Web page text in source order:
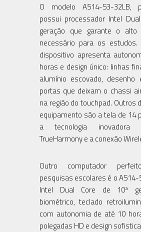
O modelo A514-53-32LB,
possui processador Intel
geração que garante o alto
necessário para os
dispositivo apresenta
horas e design único: linhas
alumínio escovado, desenho
portas que deixam o chassi
na região do touchpad. Outros
equipamento são a tela de 14
a tecnologia inovadora
TrueHarmony e a conexão
Outro computador
pesquisas escolares é o
Intel Dual Core de 10ª
biométrico, teclado
com autonomia de até 10
polegadas HD e design